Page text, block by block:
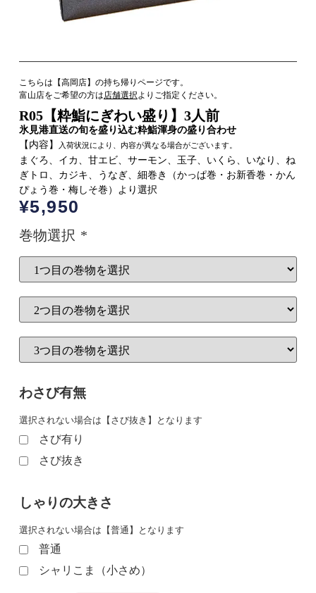
こちらは【高岡店】の持ち帰りページです。
富山店をご希望の方は店舗選択よりご指定ください。
R05【粋鮨にぎわい盛り】3人前
氷見港直送の旬を盛り込む粋鮨渾身の盛り合わせ
【内容】
入荷状況により、内容が異なる場合がございます。
まぐろ、イカ、甘エビ、サーモン、玉子、いくら、いなり、ね
ぎトロ、カジキ、うなぎ、細巻き（かっぱ巻・お新香巻・かん
ぴょう巻・梅しそ巻）より選択
¥5,950
巻物選択 *
わさび有無
選択されない場合は【さび抜き】となります
さび有り
さび抜き
しゃりの大きさ
選択されない場合は【普通】となります
普通
シャリこま（小さめ）